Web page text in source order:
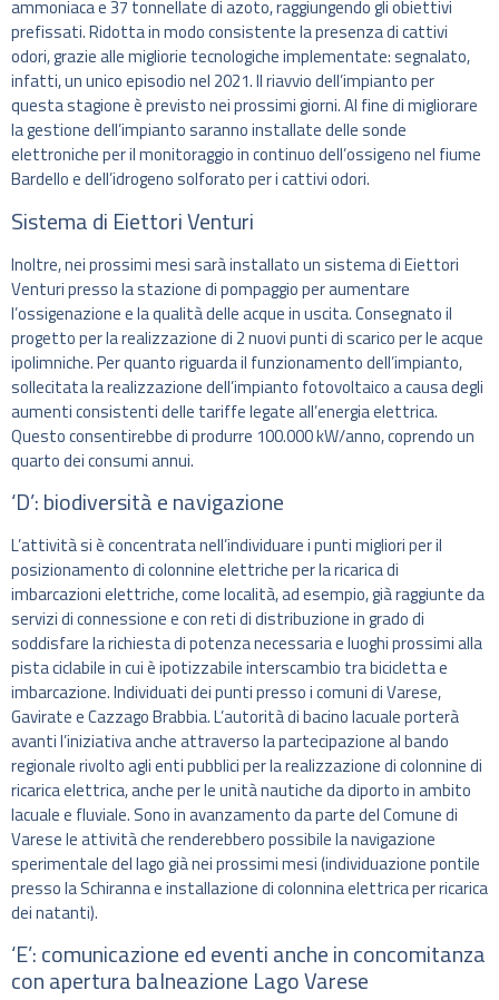
ammoniaca e 37 tonnellate di azoto, raggiungendo gli obiettivi
prefissati. Ridotta in modo consistente la presenza di cattivi
odori, grazie alle migliorie tecnologiche implementate: segnalato,
infatti, un unico episodio nel 2021. Il riavvio dell’impianto per
questa stagione è previsto nei prossimi giorni. Al fine di migliorare
la gestione dell’impianto saranno installate delle sonde
elettroniche per il monitoraggio in continuo dell’ossigeno nel fiume
Bardello e dell’idrogeno solforato per i cattivi odori.
Sistema di Eiettori Venturi
Inoltre, nei prossimi mesi sarà installato un sistema di Eiettori
Venturi presso la stazione di pompaggio per aumentare
l’ossigenazione e la qualità delle acque in uscita. Consegnato il
progetto per la realizzazione di 2 nuovi punti di scarico per le acque
ipolimniche. Per quanto riguarda il funzionamento dell’impianto,
sollecitata la realizzazione dell’impianto fotovoltaico a causa degli
aumenti consistenti delle tariffe legate all’energia elettrica.
Questo consentirebbe di produrre 100.000 kW/anno, coprendo un
quarto dei consumi annui.
‘D’: biodiversità e navigazione
L’attività si è concentrata nell’individuare i punti migliori per il
posizionamento di colonnine elettriche per la ricarica di
imbarcazioni elettriche, come località, ad esempio, già raggiunte da
servizi di connessione e con reti di distribuzione in grado di
soddisfare la richiesta di potenza necessaria e luoghi prossimi alla
pista ciclabile in cui è ipotizzabile interscambio tra bicicletta e
imbarcazione. Individuati dei punti presso i comuni di Varese,
Gavirate e Cazzago Brabbia. L’autorità di bacino lacuale porterà
avanti l’iniziativa anche attraverso la partecipazione al bando
regionale rivolto agli enti pubblici per la realizzazione di colonnine di
ricarica elettrica, anche per le unità nautiche da diporto in ambito
lacuale e fluviale. Sono in avanzamento da parte del Comune di
Varese le attività che renderebbero possibile la navigazione
sperimentale del lago già nei prossimi mesi (individuazione pontile
presso la Schiranna e installazione di colonnina elettrica per ricarica
dei natanti).
‘E’: comunicazione ed eventi anche in concomitanza
con apertura balneazione Lago Varese